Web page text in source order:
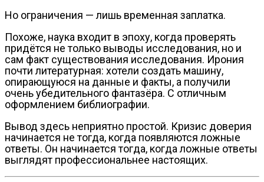
Но ограничения — лишь временная заплатка.
Похоже, наука входит в эпоху, когда проверять
придётся не только выводы исследования, но и
сам факт существования исследования. Ирония
почти литературная: хотели создать машину,
опирающуюся на данные и факты, а получили
очень убедительного фантазёра. С отличным
оформлением библиографии.
Вывод здесь неприятно простой. Кризис доверия
начинается не тогда, когда появляются ложные
ответы. Он начинается тогда, когда ложные ответы
выглядят профессиональнее настоящих.